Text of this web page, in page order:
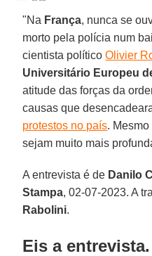
"Na França, nunca se
morto pela polícia num
cientista políticoOlivier
Universitário Europeu
atitude das forças da
causas que
protestos no país.
sejam muito mais
A entrevista é de Danilo
Stampa, 02-07-2023. A
Rabolini.
Eis a entrevista.